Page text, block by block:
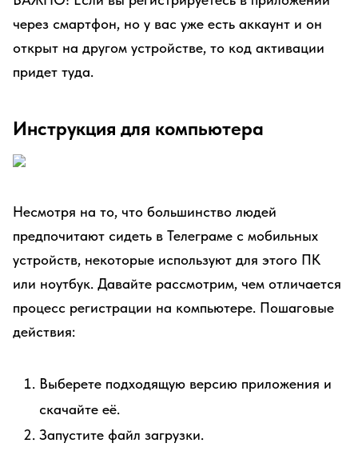
через смартфон, но у вас уже есть аккаунт и он
открыт на другом устройстве, то код активации
придет туда.
Инструкция для компьютера
Несмотря на то, что большинство людей
предпочитают сидеть в Телеграме с мобильных
устройств, некоторые используют для этого ПК
или ноутбук. Давайте рассмотрим, чем отличается
процесс регистрации на компьютере. Пошаговые
действия:
Выберете подходящую версию приложения и
скачайте её.
Запустите файл загрузки.